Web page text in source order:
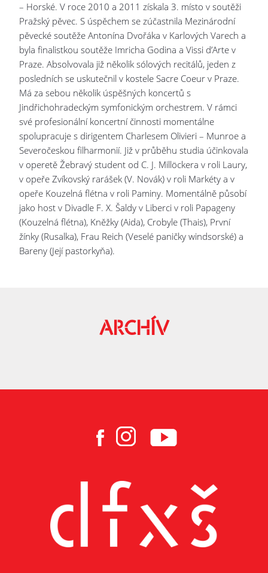
– Horské. V roce 2010 a 2011 získala 3. místo v soutěži
Pražský pěvec. S úspěchem se zúčastnila Mezinárodní
pěvecké soutěže Antonína Dvořáka v Karlových Varech a
byla finalistkou soutěže Imricha Godina a Vissi d’Arte v
Praze. Absolvovala již několik sólových recitálů, jeden z
posledních se uskutečnil v kostele Sacre Coeur v Praze.
Má za sebou několik úspěšných koncertů s
Jindřichohradeckým symfonickým orchestrem. V rámci
své profesionální koncertní činnosti momentálne
spolupracuje s dirigentem Charlesem Olivieri – Munroe a
Severočeskou filharmonií. Již v průběhu studia účinkovala
v operetě Žebravý student od C. J. Millöckera v roli Laury,
v opeře Zvíkovský rarášek (V. Novák) v roli Markéty a v
opeře Kouzelná flétna v roli Paminy. Momentálně působí
jako host v Divadle F. X. Šaldy v Liberci v roli Papageny
(Kouzelná flétna), Kněžky (Aida), Crobyle (Thais), První
žínky (Rusalka), Frau Reich (Veselé paničky windsorské) a
Bareny (Její pastorkyňa).
ARCHÍV